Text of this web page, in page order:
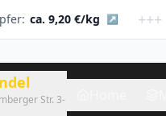
9,20 €/kg ↗ +++ P&P
Str. 3-